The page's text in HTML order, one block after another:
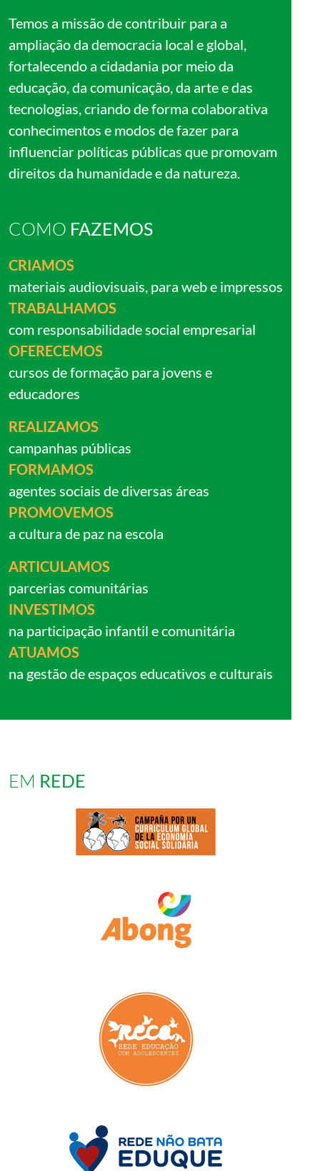
Temos a missão de contribuir para a
ampliação da democracia local e global,
fortalecendo a cidadania por meio da
educação, da comunicação, da arte e das
tecnologias, criando de forma colaborativa
conhecimentos e modos de fazer para
influenciar políticas públicas que promovam
direitos da humanidade e da natureza.
COMO FAZEMOS
CRIAMOS
materiais audiovisuais, para web e impressos
TRABALHAMOS
com responsabilidade social empresarial
OFERECEMOS
cursos de formação para jovens e
educadores
REALIZAMOS
campanhas públicas
FORMAMOS
agentes sociais de diversas áreas
PROMOVEMOS
a cultura de paz na escola
ARTICULAMOS
parcerias comunitárias
INVESTIMOS
na participação infantil e comunitária
ATUAMOS
na gestão de espaços educativos e culturais
EM REDE